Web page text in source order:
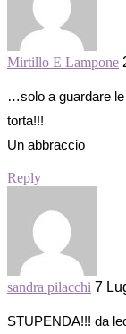
Mirtillo E Lampone
…solo a guardare
torta!!!
Un abbraccio
Reply
sandra pilacchi 7
STUPENDA!!! da